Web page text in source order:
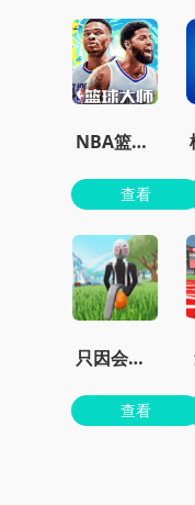
NBA篮球大师免费
查看
只因会打篮球
查看